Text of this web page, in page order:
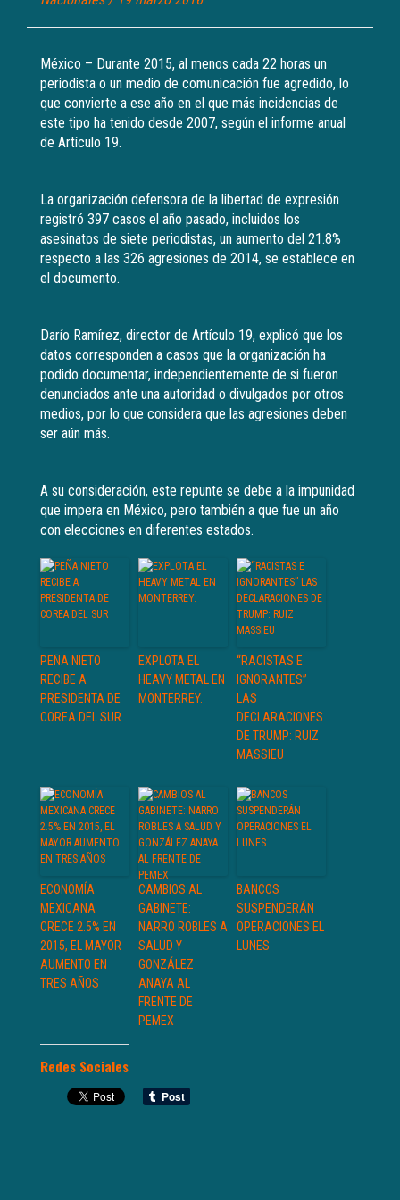
México – Durante 2015, al menos cada 22 horas un
periodista o un medio de comunicación fue agredido, lo
que convierte a ese año en el que más incidencias de
este tipo ha tenido desde 2007, según el informe anual
de Artículo 19.
La organización defensora de la libertad de expresión
registró 397 casos el año pasado, incluidos los
asesinatos de siete periodistas, un aumento del 21.8%
respecto a las 326 agresiones de 2014, se establece en
el documento.
Darío Ramírez, director de Artículo 19, explicó que los
datos corresponden a casos que la organización ha
podido documentar, independientemente de si fueron
denunciados ante una autoridad o divulgados por otros
medios, por lo que considera que las agresiones deben
ser aún más.
A su consideración, este repunte se debe a la impunidad
que impera en México, pero también a que fue un año
con elecciones en diferentes estados.
PEÑA NIETO
RECIBE A
PRESIDENTA DE
COREA DEL SUR
EXPLOTA EL
HEAVY METAL EN
MONTERREY.
“RACISTAS E
IGNORANTES”
LAS
DECLARACIONES
DE TRUMP: RUIZ
MASSIEU
ECONOMÍA
MEXICANA
CRECE 2.5% EN
2015, EL MAYOR
AUMENTO EN
TRES AÑOS
CAMBIOS AL
GABINETE:
NARRO ROBLES A
SALUD Y
GONZÁLEZ
ANAYA AL
FRENTE DE
PEMEX
BANCOS
SUSPENDERÁN
OPERACIONES EL
LUNES
Redes Sociales